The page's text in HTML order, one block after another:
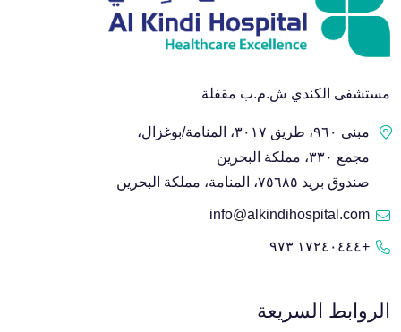
مستشفى الكندي ش.م.ب مقفلة
مبنى ٩٦٠، طريق ٣٠١٧، المنامة/بوغزال،
مجمع ٣٣٠، مملكة البحرين
صندوق بريد ٧٥٦٨٥، المنامة، مملكة البحرين
info@alkindihospital.com
+١٧٢٤٠٤٤٤ ٩٧٣
الروابط السريعة